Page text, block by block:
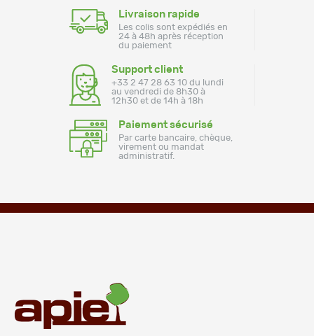
Livraison rapide
Les colis sont expédiés en
24 à 48h après réception
du paiement
Support client
+33 2 47 28 63 10 du lundi
au vendredi de 8h30 à
12h30 et de 14h à 18h
Paiement sécurisé
Par carte bancaire, chèque,
virement ou mandat
administratif.